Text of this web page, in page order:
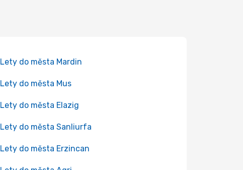
Lety do města Mardin
Lety do města Mus
Lety do města Elazig
Lety do města Sanliurfa
Lety do města Erzincan